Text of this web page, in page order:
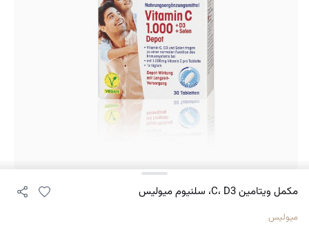
مکمل ویتامین C، D3، سلنیوم میولیس
میولیس